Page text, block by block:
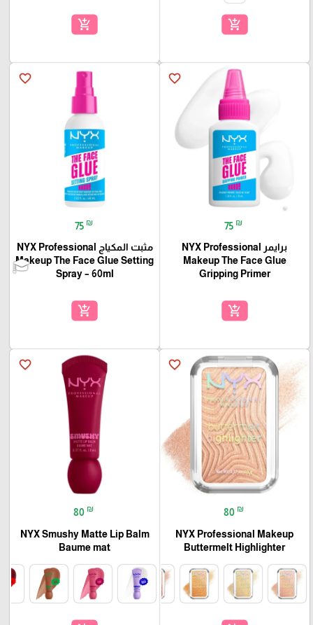
add_shopping_cart
add_shopping_cart
favorite_border
75 ₪
برايمر NYX Professional
Makeup The Face Glue
Gripping Primer
add_shopping_cart
favorite_border
75 ₪
مثبت المكياج NYX Professional
Makeup The Face Glue Setting
Spray – 60ml
add_shopping_cart
favorite_border
80 ₪
NYX Professional Makeup
Buttermelt Highlighter
favorite_border
80 ₪
NYX Smushy Matte Lip Balm
Baume mat